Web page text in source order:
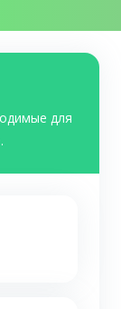
для